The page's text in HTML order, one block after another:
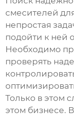
смесителей
непростая
подойти к ней
Необходимо
проверять
Только в этом
этом бизнесе.